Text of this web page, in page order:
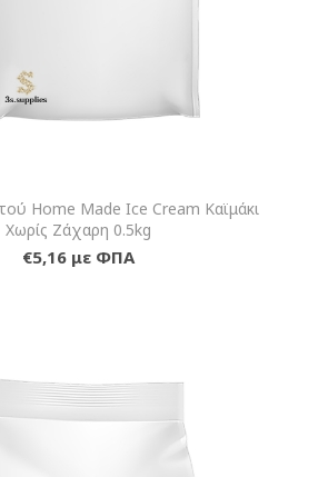
Home Made Ice Cream Καϊμάκι
Χωρίς Ζάχαρη 0.5kg
€5,16 με ΦΠΑ